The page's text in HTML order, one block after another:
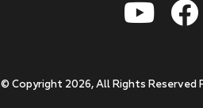
© Copyright 2026, All Rights Reserved